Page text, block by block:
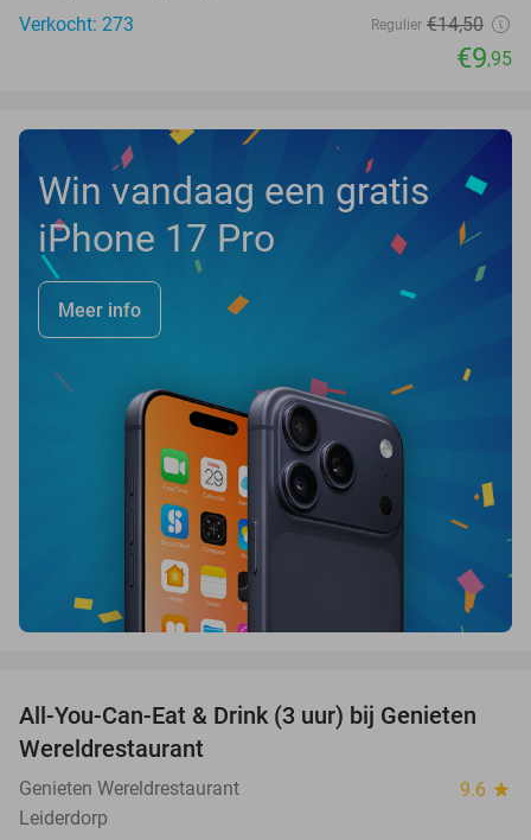
Verkocht: 273
Regulier €14,50
€9,95
Win vandaag een gratis
iPhone 17 Pro
Meer info
19%
All-You-Can-Eat & Drink (3 uur) bij Genieten
Wereldrestaurant
Genieten Wereldrestaurant 9.6 star
Leiderdorp